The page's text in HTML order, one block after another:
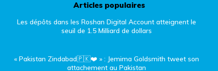
Articles populaires
Les dépôts dans les Roshan Digital Account atteignent le
seuil de 1.5 Milliard de dollars
« Pakistan Zindabad🇵🇰❤️ » : Jemima Goldsmith tweet son
attachement au Pakistan